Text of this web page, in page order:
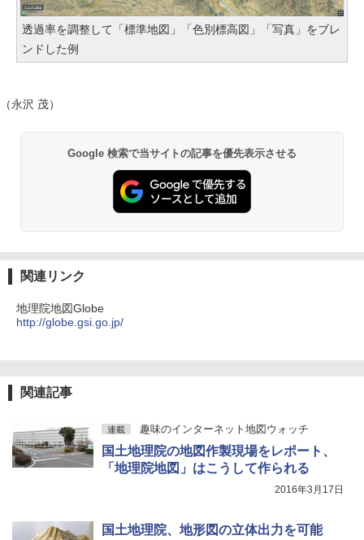
透過率を調整して「標準地図」「色別標高図」「写真」をブレ
ンドした例
（永沢 茂）
Google 検索で当サイトの記事を優先表示させる
関連リンク
地理院地図Globe
http://globe.gsi.go.jp/
関連記事
連載 趣味のインターネット地図ウォッチ
国土地理院の地図作製現場をレポート、
「地理院地図」はこうして作られる
2016年3月17日
国土地理院、地形図の立体出力を可能